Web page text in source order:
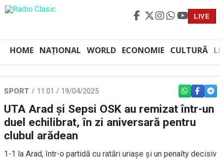
LIVE
HOME NAȚIONAL WORLD ECONOMIE CULTURĂ
SPORT 11:01 / 19/04/2025 WHATSAPP
UTA Arad și Sepsi OSK au remizat într-un
duel echilibrat, în zi aniversară pentru
clubul arădean
1-1 la Arad, într-o partidă cu ratări uriașe și un penalty decisiv